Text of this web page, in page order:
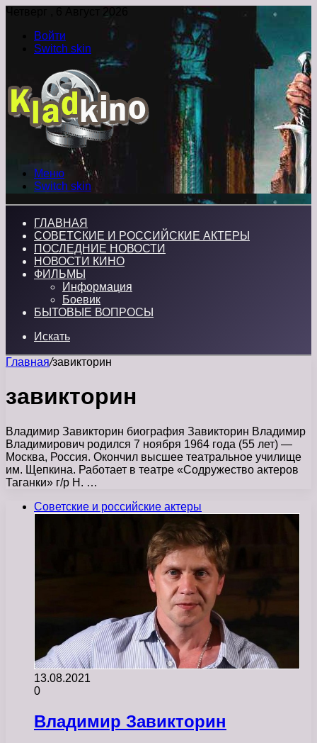
Четверг , 6 Август 2026
Войти
Switch skin
Меню
Switch skin
ГЛАВНАЯ
СОВЕТСКИЕ И РОССИЙСКИЕ АКТЕРЫ
ПОСЛЕДНИЕ НОВОСТИ
НОВОСТИ КИНО
ФИЛЬМЫ
Информация
Боевик
БЫТОВЫЕ ВОПРОСЫ
Искать
Главная/завикторин
завикторин
Владимир Завикторин биография Завикторин Владимир
Владимирович родился 7 ноября 1964 года (55 лет) —
Москва, Россия. Окончил высшее театральное училище
им. Щепкина. Работает в театре «Содружество актеров
Таганки» г/р Н. …
Советские и российские актеры
13.08.2021
0
Владимир Завикторин